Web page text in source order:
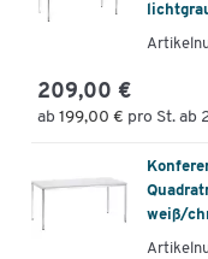
209,00 €
ab 199,00 € pro St. ab
weiß/